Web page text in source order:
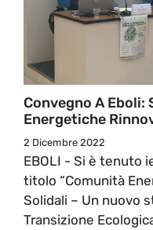
Convegno A Eboli:
Energetiche
2 Dicembre 2022
EBOLI - Si è tenuto
titolo “Comunità
Solidali – Un nuovo
Transizione